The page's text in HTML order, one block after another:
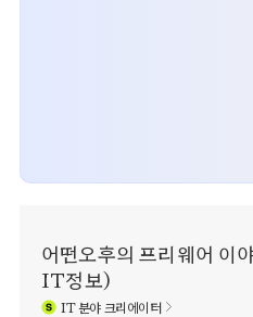
어떤오후의 프리웨어 이
IT정보)
IT분야 크리에이터